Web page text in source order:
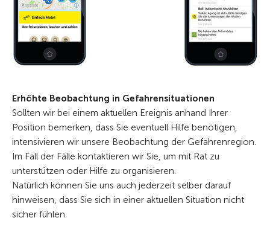
Erhöhte Beobachtung in Gefahrensituationen
Sollten wir bei einem aktuellen Ereignis anhand Ihrer
Position bemerken, dass Sie eventuell Hilfe benötigen,
intensivieren wir unsere Beobachtung der Gefahrenregion.
Im Fall der Fälle kontaktieren wir Sie, um mit Rat zu
unterstützen oder Hilfe zu organisieren.
Natürlich können Sie uns auch jederzeit selber darauf
hinweisen, dass Sie sich in einer aktuellen Situation nicht
sicher fühlen.